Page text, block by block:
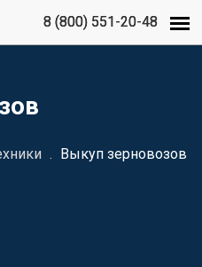
8 (800) 551-20-48
8 (800) 551-20-48
. Выкуп зерновозов